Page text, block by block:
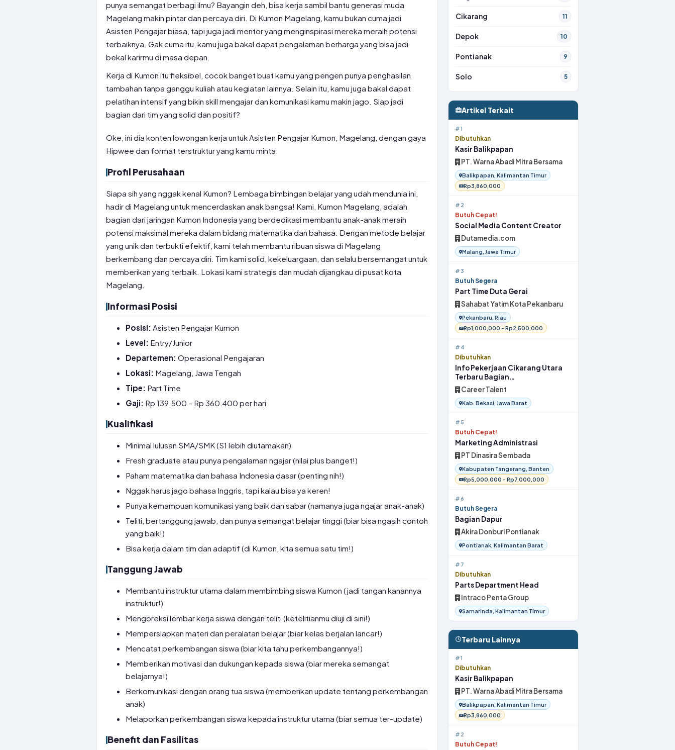
punya semangat berbagi ilmu? Bayangin deh, bisa kerja sambil bantu generasi muda
Magelang makin pintar dan percaya diri. Di Kumon Magelang, kamu bukan cuma jadi
Asisten Pengajar biasa, tapi juga jadi mentor yang menginspirasi mereka meraih potensi
terbaiknya. Gak cuma itu, kamu juga bakal dapat pengalaman berharga yang bisa jadi
bekal karirmu di masa depan.
Kerja di Kumon itu fleksibel, cocok banget buat kamu yang pengen punya penghasilan
tambahan tanpa ganggu kuliah atau kegiatan lainnya. Selain itu, kamu juga bakal dapat
pelatihan intensif yang bikin skill mengajar dan komunikasi kamu makin jago. Siap jadi
bagian dari tim yang solid dan positif?
Oke, ini dia konten lowongan kerja untuk Asisten Pengajar Kumon, Magelang, dengan gaya
Hipwee dan format terstruktur yang kamu minta:
Profil Perusahaan
Siapa sih yang nggak kenal Kumon? Lembaga bimbingan belajar yang udah mendunia ini,
hadir di Magelang untuk mencerdaskan anak bangsa! Kami, Kumon Magelang, adalah
bagian dari jaringan Kumon Indonesia yang berdedikasi membantu anak-anak meraih
potensi maksimal mereka dalam bidang matematika dan bahasa. Dengan metode belajar
yang unik dan terbukti efektif, kami telah membantu ribuan siswa di Magelang
berkembang dan percaya diri. Tim kami solid, kekeluargaan, dan selalu bersemangat untuk
memberikan yang terbaik. Lokasi kami strategis dan mudah dijangkau di pusat kota
Magelang.
Informasi Posisi
Posisi: Asisten Pengajar Kumon
Level: Entry/Junior
Departemen: Operasional Pengajaran
Lokasi: Magelang, Jawa Tengah
Tipe: Part Time
Gaji: Rp 139.500 – Rp 360.400 per hari
Kualifikasi
Minimal lulusan SMA/SMK (S1 lebih diutamakan)
Fresh graduate atau punya pengalaman ngajar (nilai plus banget!)
Paham matematika dan bahasa Indonesia dasar (penting nih!)
Nggak harus jago bahasa Inggris, tapi kalau bisa ya keren!
Punya kemampuan komunikasi yang baik dan sabar (namanya juga ngajar anak-anak)
Teliti, bertanggung jawab, dan punya semangat belajar tinggi (biar bisa ngasih contoh
yang baik!)
Bisa kerja dalam tim dan adaptif (di Kumon, kita semua satu tim!)
Tanggung Jawab
Membantu instruktur utama dalam membimbing siswa Kumon (jadi tangan kanannya
instruktur!)
Mengoreksi lembar kerja siswa dengan teliti (ketelitianmu diuji di sini!)
Mempersiapkan materi dan peralatan belajar (biar kelas berjalan lancar!)
Mencatat perkembangan siswa (biar kita tahu perkembangannya!)
Memberikan motivasi dan dukungan kepada siswa (biar mereka semangat
belajarnya!)
Berkomunikasi dengan orang tua siswa (memberikan update tentang perkembangan
anak)
Melaporkan perkembangan siswa kepada instruktur utama (biar semua ter-update)
Benefit dan Fasilitas
Cikarang 11
Depok 10
Pontianak 9
Solo 5
Artikel Terkait
#1
Dibutuhkan
Kasir Balikpapan
PT. Warna Abadi Mitra Bersama
Balikpapan, Kalimantan Timur
Rp3,860,000
#2
Butuh Cepat!
Social Media Content Creator
Dutamedia.com
Malang, Jawa Timur
#3
Butuh Segera
Part Time Duta Gerai
Sahabat Yatim Kota Pekanbaru
Pekanbaru, Riau
Rp1,000,000 - Rp2,500,000
#4
Dibutuhkan
Info Pekerjaan Cikarang Utara
Terbaru Bagian
OperatorProduksi 2026
Career Talent
Kab. Bekasi, Jawa Barat
#5
Butuh Cepat!
Marketing Administrasi
PT Dinasira Sembada
Kabupaten Tangerang, Banten
Rp5,000,000 - Rp7,000,000
#6
Butuh Segera
Bagian Dapur
Akira Donburi Pontianak
Pontianak, Kalimantan Barat
#7
Dibutuhkan
Parts Department Head
Intraco Penta Group
Samarinda, Kalimantan Timur
Terbaru Lainnya
#1
Dibutuhkan
Kasir Balikpapan
PT. Warna Abadi Mitra Bersama
Balikpapan, Kalimantan Timur
Rp3,860,000
#2
Butuh Cepat!